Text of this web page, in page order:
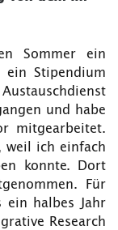
Sommer ein
ein Stipendium
und habe
mitgearbeitet.
weil ich einfach
konnte. Dort
Für
ein halbes Jahr
Research